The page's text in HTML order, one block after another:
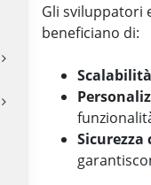
Gli sviluppatori
beneficiano di:
Sicurezza